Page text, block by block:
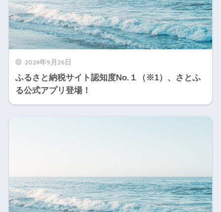
2024年9月26日
ふるさと納税サイト認知度No.１（※1）、さとふ
る公式アプリ登場！